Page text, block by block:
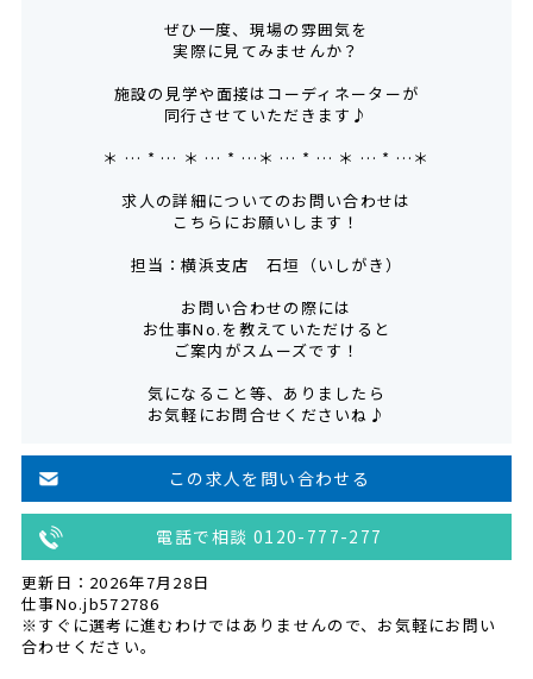
ぜひ一度、現場の雰囲気を
実際に見てみませんか？
施設の見学や面接はコーディネーターが
同行させていただきます♪
＊ … * … ＊ … * …＊ … * … ＊ … * …＊
求人の詳細についてのお問い合わせは
こちらにお願いします！
担当：横浜支店 石垣（いしがき）
お問い合わせの際には
お仕事No.を教えていただけると
ご案内がスムーズです！
気になること等、ありましたら
お気軽にお問合せくださいね♪
この求人を問い合わせる
電話で相談 0120-777-277
更新日：2026年7月28日
仕事No.jb572786
※すぐに選考に進むわけではありませんので、お気軽にお問い
合わせください。